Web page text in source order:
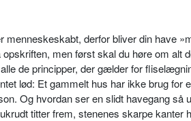
menneskeskabt, derfor bliver din have
opskriften, men først skal du høre om
de principper, der gælder for
lød: Et gammelt hus har ikke brug for
Og hvordan ser en slidt havegang så
titter frem, stenenes skarpe kanter